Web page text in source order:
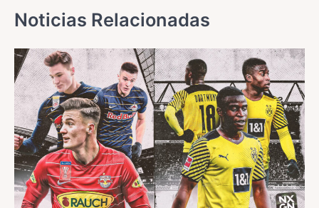
entradas
Noticias Relacionadas